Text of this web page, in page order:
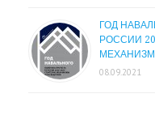
ГОД
РОССИИ
08.09.2021